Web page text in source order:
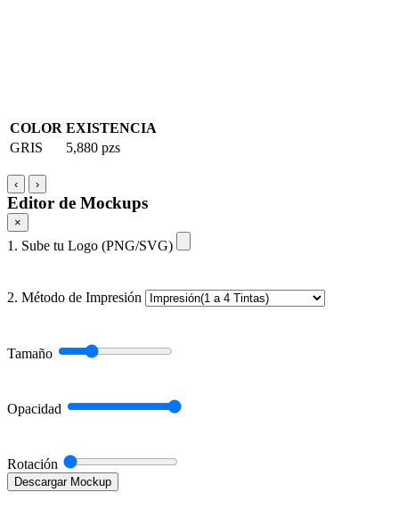
COLOR EXISTENCIA
GRIS
5,880 pzs
‹ ›
Editor de Mockups
×
1. Sube tu Logo (PNG/SVG)
2. Método de Impresión
Tamaño
Opacidad
Rotación
Descargar Mockup